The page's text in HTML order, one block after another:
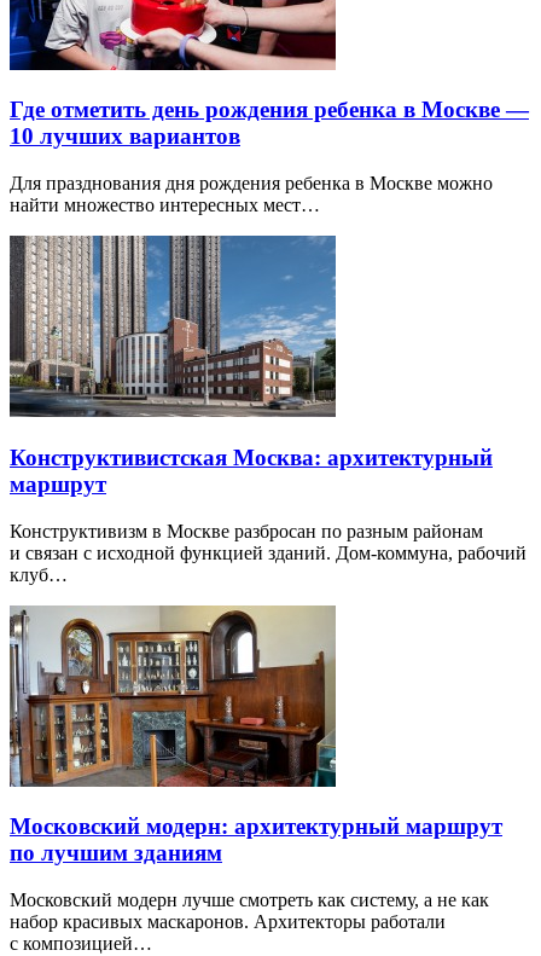
Где отметить день рождения ребенка в Москве —
10 лучших вариантов
Для празднования дня рождения ребенка в Москве можно
найти множество интересных мест…
Конструктивистская Москва: архитектурный
маршрут
Конструктивизм в Москве разбросан по разным районам
и связан с исходной функцией зданий. Дом-коммуна, рабочий
клуб…
Московский модерн: архитектурный маршрут
по лучшим зданиям
Московский модерн лучше смотреть как систему, а не как
набор красивых маскаронов. Архитекторы работали
с композицией…